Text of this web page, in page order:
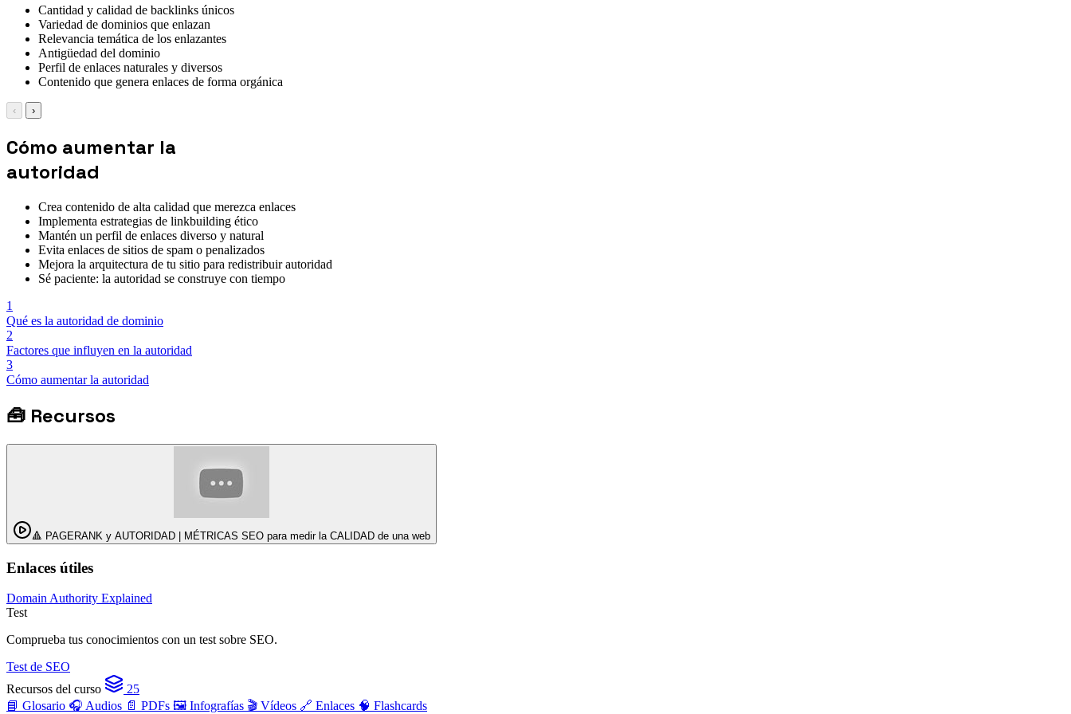
Cantidad y calidad de backlinks únicos
Variedad de dominios que enlazan
Relevancia temática de los enlazantes
Antigüedad del dominio
Perfil de enlaces naturales y diversos
Contenido que genera enlaces de forma orgánica
‹ ›
Cómo aumentar la
autoridad
Crea contenido de alta calidad que merezca enlaces
Implementa estrategias de linkbuilding ético
Mantén un perfil de enlaces diverso y natural
Evita enlaces de sitios de spam o penalizados
Mejora la arquitectura de tu sitio para redistribuir autoridad
Sé paciente: la autoridad se construye con tiempo
1
Qué es la autoridad de dominio
2
Factores que influyen en la autoridad
3
Cómo aumentar la autoridad
🧰 Recursos
🔺 PAGERANK y AUTORIDAD | MÉTRICAS SEO para medir la CALIDAD de una web
Enlaces útiles
Domain Authority Explained
Test
Comprueba tus conocimientos con un test sobre SEO.
Test de SEO
Recursos del curso
25
📘 Glosario 🎧 Audios 📄 PDFs 🖼️ Infografías 🎬 Vídeos 🔗 Enlaces 🧠 Flashcards